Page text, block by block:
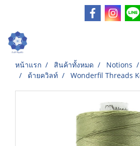
หน้าแรก สินค้าทั้งหมด Notions
ด้ายควิลท์
Wonderfil Threads